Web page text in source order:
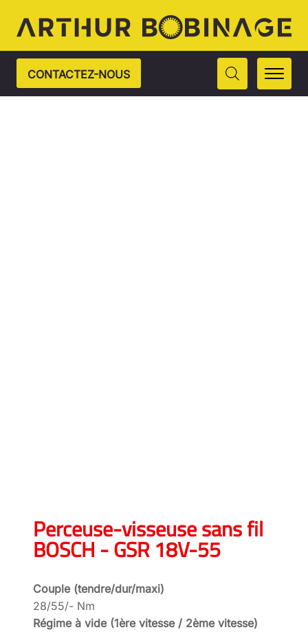
CONTACTEZ-NOUS
Perceuse-visseuse sans fil
BOSCH - GSR 18V-55
Couple (tendre/dur/maxi)
28/55/- Nm
Régime à vide (1ère vitesse / 2ème vitesse)